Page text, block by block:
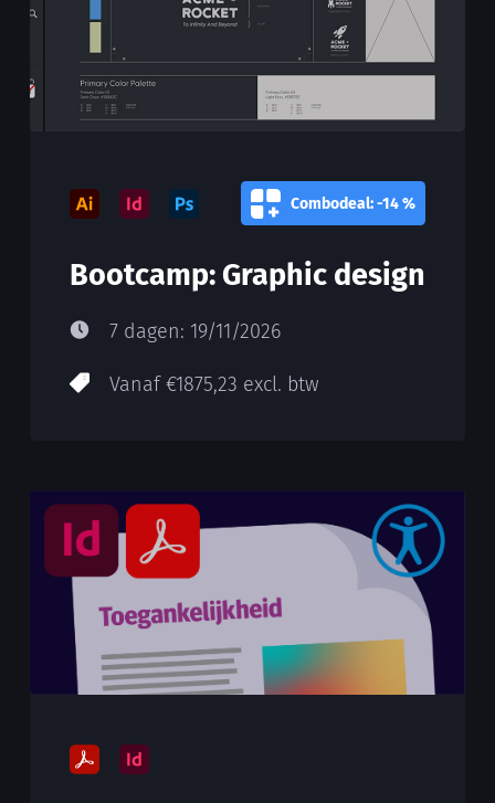
Combodeal: -14 %
Bootcamp: Graphic design
7 dagen: 19/11/2026
Vanaf €1875,23 excl. btw